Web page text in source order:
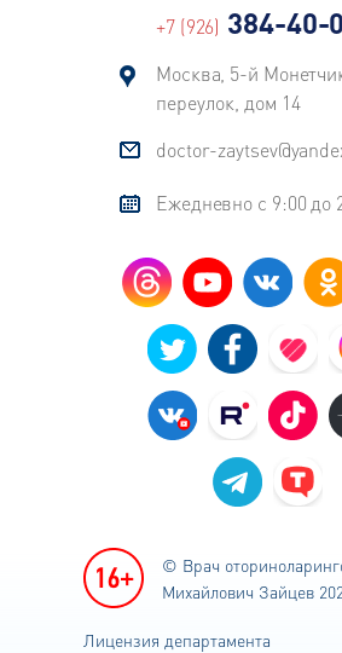
+7 (926) 384-40-
Москва, 5-й
переулок, дом 14
doctor-
Ежедневно с 9:00 до
© Врач
Михайлович Зайцев
Лицензия департамента